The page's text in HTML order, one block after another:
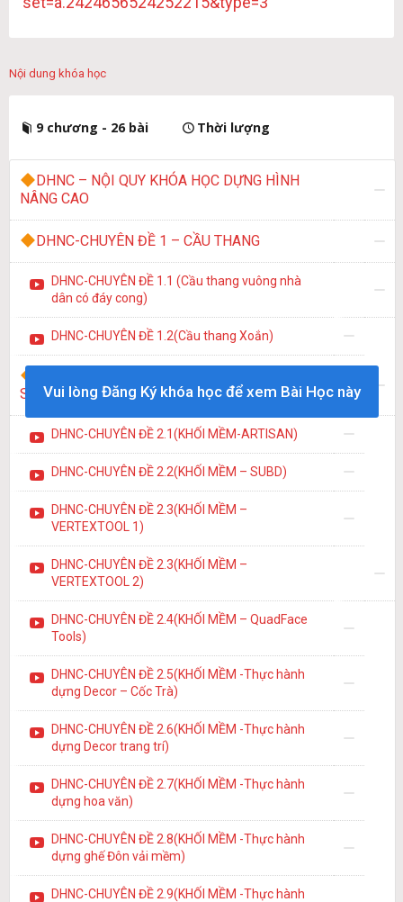
Nội dung khóa học
9 chương - 26 bài Thời lượng
DHNC – NỘI QUY KHÓA HỌC DỰNG HÌNH
NÂNG CAO
DHNC-CHUYÊN ĐỀ 1 – CẦU THANG
DHNC-CHUYÊN ĐỀ 1.1 (Cầu thang vuông nhà
dân có đáy cong)
DHNC-CHUYÊN ĐỀ 1.2(Cầu thang Xoắn)
SKETCHUP
DHNC-CHUYÊN ĐỀ 2.1(KHỐI MỀM-ARTISAN)
DHNC-CHUYÊN ĐỀ 2.2(KHỐI MỀM – SUBD)
DHNC-CHUYÊN ĐỀ 2.3(KHỐI MỀM –
VERTEXTOOL 1)
DHNC-CHUYÊN ĐỀ 2.3(KHỐI MỀM –
VERTEXTOOL 2)
DHNC-CHUYÊN ĐỀ 2.4(KHỐI MỀM – QuadFace
Tools)
DHNC-CHUYÊN ĐỀ 2.5(KHỐI MỀM -Thực hành
dựng Decor – Cốc Trà)
DHNC-CHUYÊN ĐỀ 2.6(KHỐI MỀM -Thực hành
dựng Decor trang trí)
DHNC-CHUYÊN ĐỀ 2.7(KHỐI MỀM -Thực hành
dựng hoa văn)
DHNC-CHUYÊN ĐỀ 2.8(KHỐI MỀM -Thực hành
dựng ghế Đôn vải mềm)
DHNC-CHUYÊN ĐỀ 2.9(KHỐI MỀM -Thực hành
Vui lòng Đăng Ký khóa học để xem Bài Học này